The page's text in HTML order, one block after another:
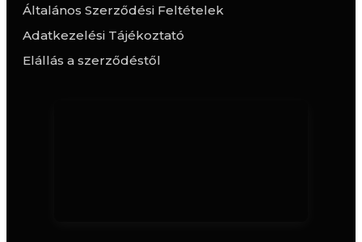
Általános Szerződési Feltételek
Adatkezelési Tájékoztató
Elállás a szerződéstől